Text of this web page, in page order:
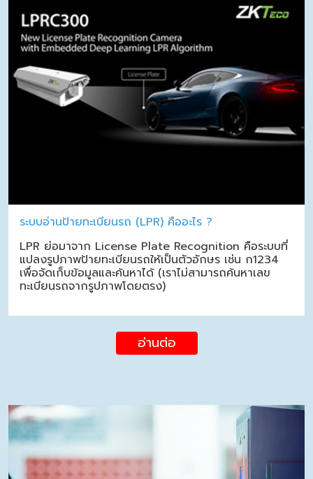
ระบบอ่านป้ายทะเบียนรถ (LPR) คืออะไร ?
LPR ย่อมาจาก License Plate Recognition คือระบบที่
แปลงรูปภาพป้ายทะเบียนรถให้เป็นตัวอักษร เช่น ก1234
เพื่อจัดเก็บข้อมูลและค้นหาได้ (เราไม่สามารถค้นหาเลข
ทะเบียนรถจากรูปภาพโดยตรง)
อ่านต่อ